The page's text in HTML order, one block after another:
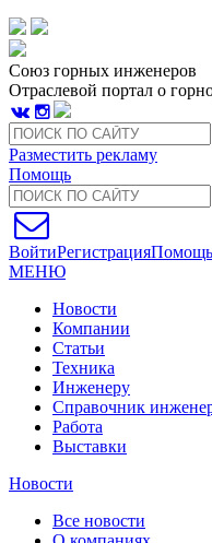
Союз горных инженеров
Отраслевой портал о
Разместить рекламу
Помощь
ВойтиРегистрацияПомощь
МЕНЮ
Новости
Компании
Статьи
Техника
Инженеру
Справочник
Работа
Выставки
Новости
Все новости